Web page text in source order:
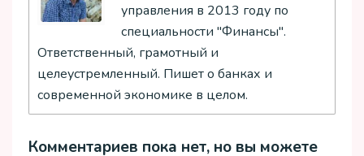
управления в 2013 году по
специальности "Финансы".
Ответственный, грамотный и
целеустремленный. Пишет о банках и
современной экономике в целом.
Комментариев пока нет, но вы можете